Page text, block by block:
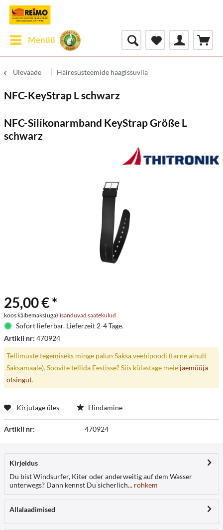
Menüü
Ülevaade Häiresüsteemide haagissuvila
NFC-KeyStrap L schwarz
NFC-Silikonarmband KeyStrap Größe L
schwarz
25,00 € *
koos käibemaks(uga)lisanduvad saatekulud
Sofort lieferbar. Lieferzeit 2-4 Tage.
Artikli nr: 470924
Tellimuste tegemiseks minge palun Saksa veebipoodi (tarne ainult
Saksamaale). Soovite tellida Eestisse? Siis külastage meie jaemüüja
otsingut.
Kirjutage üles Hindamine
Artikli nr: 470924
Kirjeldus
Du bist Windsurfer, Kiter oder anderweitig auf dem Wasser
unterwegs? Dann kennst Du sicherlich... rohkem
Allalaadimised